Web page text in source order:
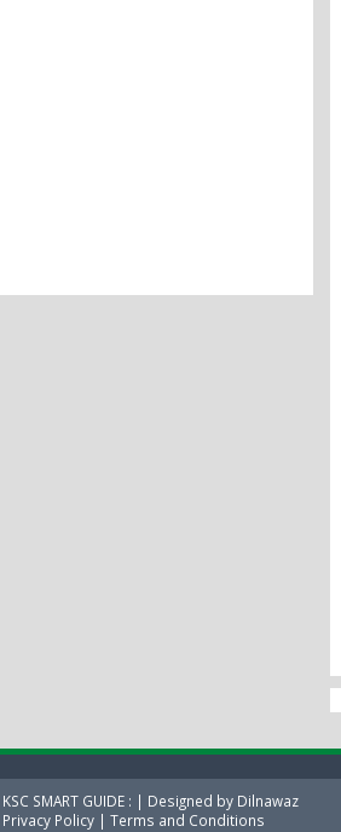
KSC SMART GUIDE : | Designed by Dilnawaz
Privacy Policy| Terms and Conditions